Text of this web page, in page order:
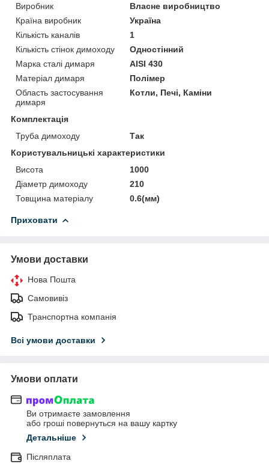
Виробник
Власне виробництво
Країна виробник
Україна
Кількість каналів
1
Кількість стінок димоходу
Одностінний
Марка сталі димаря
AISI 430
Матеріал димаря
Полімер
Область застосування
димаря
Котли, Печі, Каміни
Комплектація
Труба димоходу
Так
Користувальницькі характеристики
Висота
1000
Діаметр димоходу
210
Товщина матеріалу
0.6(мм)
Приховати
Умови доставки
Нова Пошта
Самовивіз
Транспортна компанія
Всі умови доставки
Умови оплати
Ви отримаєте замовлення
або гроші повернуться на вашу картку
Детальніше
Післяплата